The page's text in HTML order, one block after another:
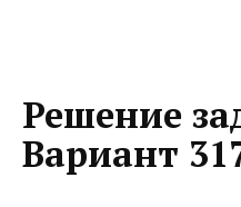
Решение
Вариант